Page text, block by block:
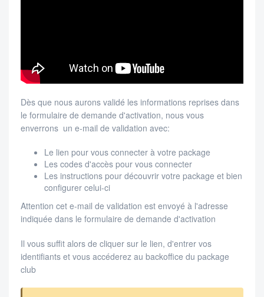
Dès que nous aurons validé les informations reprises dans
le formulaire de demande d'activation, nous vous
enverrons un e-mail de validation avec:
Le lien pour vous connecter à votre package
Les codes d'accès pour vous connecter
Les instructions pour découvrir votre package et bien
configurer celui-ci
Attention cet e-mail de validation est envoyé à l'adresse
indiquée dans le formulaire de demande d'activation
Il vous suffit alors de cliquer sur le lien, d'entrer vos
identifiants et vous accéderez au backoffice du package
club